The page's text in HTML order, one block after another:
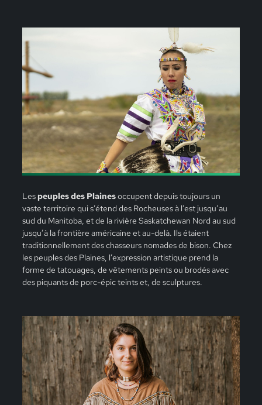
Lespeuples des Plainesoccupent depuis toujours un
vaste territoire qui s’étend des Rocheuses à l’est jusqu’au
sud du Manitoba, et de la rivière Saskatchewan Nord au sud
jusqu’à la frontière américaine et au-delà. Ils étaient
traditionnellement des chasseurs nomades de bison. Chez
les peuples des Plaines, l’expression artistique prend la
forme de tatouages, de vêtements peints ou brodés avec
des piquants de porc-épic teints et, de sculptures.